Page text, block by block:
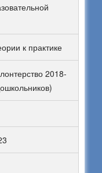
к практике
2018-